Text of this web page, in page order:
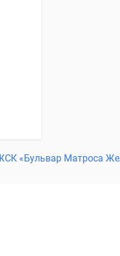
«Бульвар Матроса